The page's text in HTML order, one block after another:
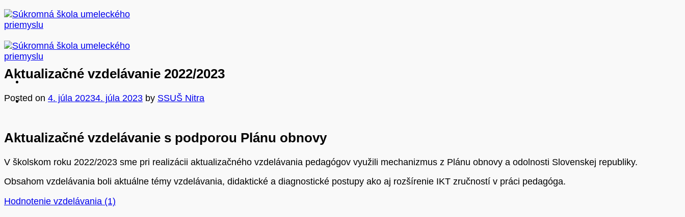
Skip
to
content
Aktualizačné vzdelávanie 2022/2023
Posted on 4. júla 20234. júla 2023 by SSUŠ Nitra
Aktualizačné vzdelávanie s podporou Plánu obnovy
V školskom roku 2022/2023 sme pri realizácii aktualizačného vzdelávania pedagógov využili mechanizmus z Plánu obnovy a odolnosti Slovenskej republiky.
Obsahom vzdelávania boli aktuálne témy vzdelávania, didaktické a diagnostické postupy ako aj rozšírenie IKT zručností v práci pedagóga.
Hodnotenie vzdelávania (1)